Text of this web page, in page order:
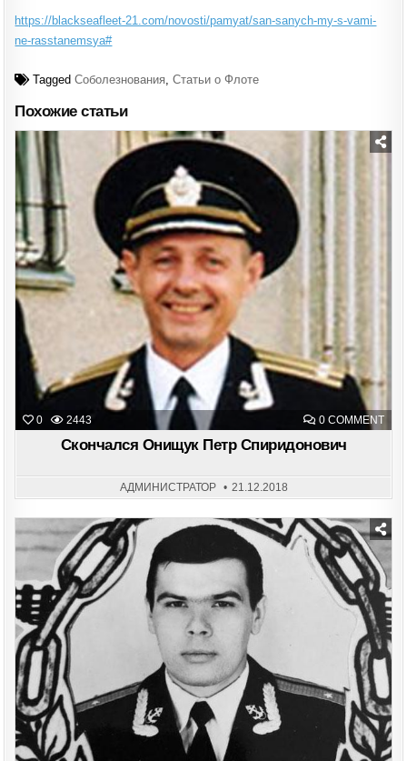
https://blackseafleet-21.com/novosti/pamyat/san-sanych-my-s-vami-
ne-rasstanemsya#
TaggedСоболезнования,Статьи о Флоте
Похожие статьи
0 2443 0 COMMENTON
Posted
in
Скончался Онищук Петр Спиридонович
АДМИНИСТРАТОР 21.12.2018
Posted